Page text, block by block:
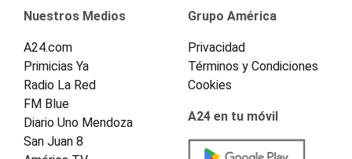
Nuestros Medios
A24.com
Primicias Ya
Radio La Red
FM Blue
Diario Uno Mendoza
San Juan 8
Grupo América
Privacidad
Términos y Condiciones
Cookies
A24 en tu móvil